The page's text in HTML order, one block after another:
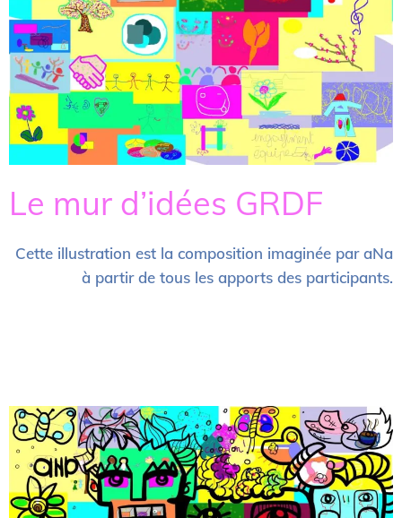
Le mur d’idées GRDF
Cette illustration est la composition imaginée par aNa
à partir de tous les apports des participants.